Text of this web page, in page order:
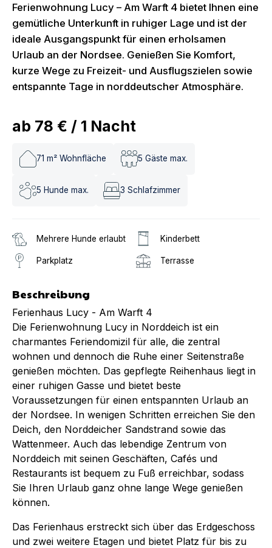
Ferienwohnung Lucy – Am Warft 4 bietet Ihnen eine
gemütliche Unterkunft in ruhiger Lage und ist der
ideale Ausgangspunkt für einen erholsamen
Urlaub an der Nordsee. Genießen Sie Komfort,
kurze Wege zu Freizeit- und Ausflugszielen sowie
entspannte Tage in norddeutscher Atmosphäre.
ab 78 € / 1 Nacht
71 m² Wohnfläche 5 Gäste max.
5 Hunde max. 3 Schlafzimmer
Mehrere Hunde erlaubt Kinderbett
Parkplatz Terrasse
Beschreibung
Ferienhaus Lucy - Am Warft 4
Die Ferienwohnung Lucy in Norddeich ist ein
charmantes Feriendomizil für alle, die zentral
wohnen und dennoch die Ruhe einer Seitenstraße
genießen möchten. Das gepflegte Reihenhaus liegt in
einer ruhigen Gasse und bietet beste
Voraussetzungen für einen entspannten Urlaub an
der Nordsee. In wenigen Schritten erreichen Sie den
Deich, den Norddeicher Sandstrand sowie das
Wattenmeer. Auch das lebendige Zentrum von
Norddeich mit seinen Geschäften, Cafés und
Restaurants ist bequem zu Fuß erreichbar, sodass
Sie Ihren Urlaub ganz ohne lange Wege genießen
können.
Das Ferienhaus erstreckt sich über das Erdgeschoss
und zwei weitere Etagen und bietet Platz für bis zu